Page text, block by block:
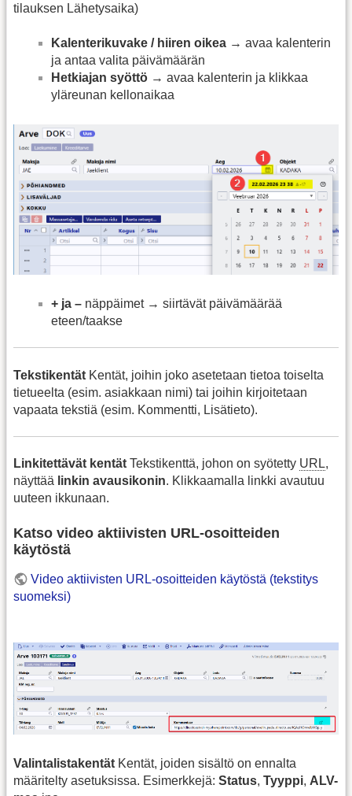
tilauksen Lähetysaika)
Kalenterikuvake / hiiren oikea → avaa kalenterin
ja antaa valita päivämäärän
Hetkiajan syöttö → avaa kalenterin ja klikkaa
yläreunan kellonaikaa
+ ja – näppäimet → siirtävät päivämäärää
eteen/taakse
Tekstikentät Kentät, joihin joko asetetaan tietoa toiselta
tietueelta (esim. asiakkaan nimi) tai joihin kirjoitetaan
vapaata tekstiä (esim. Kommentti, Lisätieto).
Linkitettävät kentät Tekstikenttä, johon on syötetty URL,
näyttää linkin avausikonin. Klikkaamalla linkki avautuu
uuteen ikkunaan.
Katso video aktiivisten URL‑osoitteiden
käytöstä
Video aktiivisten URL‑osoitteiden käytöstä (tekstitys
suomeksi)
Valintalistakentät Kentät, joiden sisältö on ennalta
määritelty asetuksissa. Esimerkkejä: Status, Tyyppi, ALV-